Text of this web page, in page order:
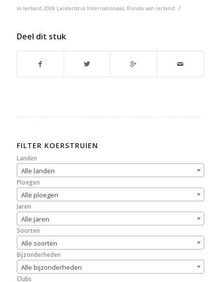
in Ierland 2008 Leiderstrui Internationaal, Ronde van Ierland /
Deel dit stuk
FILTER KOERSTRUIEN
Landen
Alle landen
Ploegen
Alle ploegen
Jaren
Alle jaren
Soorten
Alle soorten
Bijzonderheden
Alle bijzonderheden
Clubs